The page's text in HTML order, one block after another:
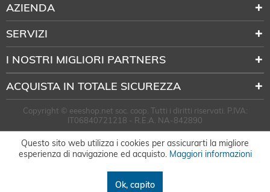
AZIENDA
SERVIZI
I NOSTRI MIGLIORI PARTNERS
ACQUISTA IN TOTALE SICUREZZA
Copyright © eeeshop.net soc. coop. Tutti i diritti riservati. P.IVA:
IT06840721218 - R.E.A. NA-842890
Questo sito web utilizza i cookies per assicurarti la migliore
esperienza di navigazione ed acquisto. Maggiori informazioni
Ok, capito